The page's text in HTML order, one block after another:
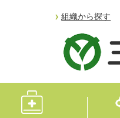
組織から探す